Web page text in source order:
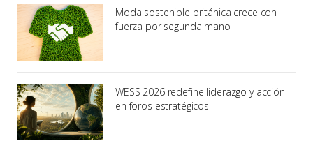
Moda sostenible británica crece con
fuerza por segunda mano
WESS 2026 redefine liderazgo y acción
en foros estratégicos